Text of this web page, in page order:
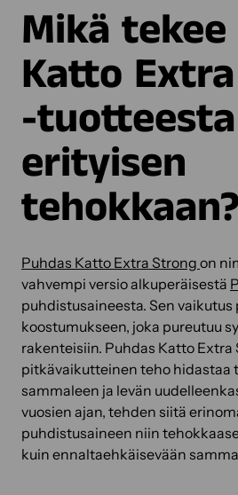
Mikä
Katto
-tuotteesta
erityisen
tehokkaan?
Puhdas Katto Extra Strong on
vahvempi versio alkuperäisestä
puhdistusaineesta. Sen
koostumukseen, joka pureutuu
rakenteisiin. Puhdas Katto
pitkävaikutteinen teho hidastaa
sammaleen ja levän
vuosien ajan, tehden siitä
puhdistusaineen niin
kuin ennaltaehkäisevään